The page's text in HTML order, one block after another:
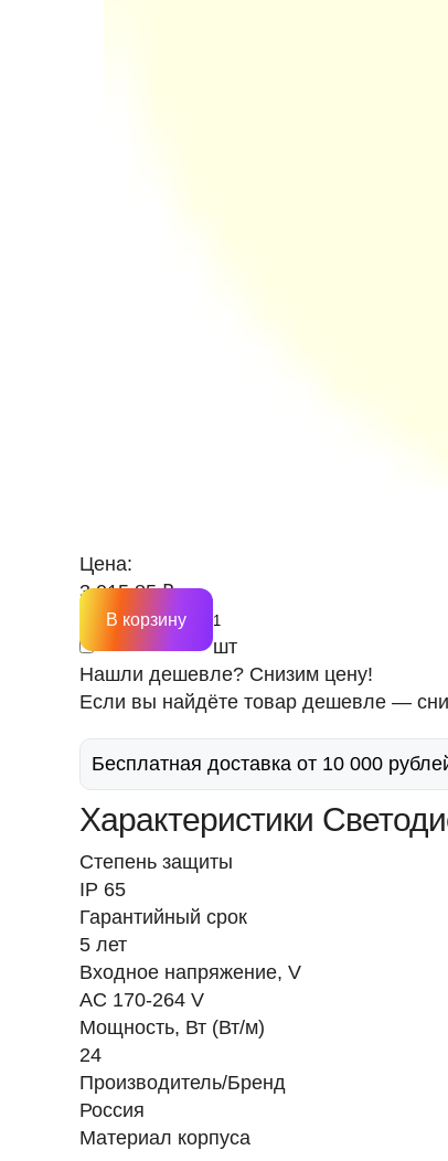
Цена:
3 015.85 ₽
шт
В корзину
Нашли дешевле? Снизим цену!
Если вы найдёте товар дешевле —
Бесплатная доставка от 10 000
Характеристики
Степень защиты
IP 65
Гарантийный срок
5 лет
Входное напряжение, V
AC 170-264 V
Мощность, Вт (Вт/м)
24
Производитель/Бренд
Россия
Материал корпуса